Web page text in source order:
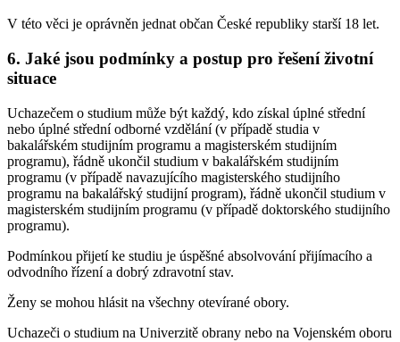
V této věci je oprávněn jednat občan České republiky starší 18 let.
6. Jaké jsou podmínky a postup pro řešení životní
situace
Uchazečem o studium může být každý, kdo získal úplné střední
nebo úplné střední odborné vzdělání (v případě studia v
bakalářském studijním programu a magisterském studijním
programu), řádně ukončil studium v bakalářském studijním
programu (v případě navazujícího magisterského studijního
programu na bakalářský studijní program), řádně ukončil studium v
magisterském studijním programu (v případě doktorského studijního
programu).
Podmínkou přijetí ke studiu je úspěšné absolvování přijímacího a
odvodního řízení a dobrý zdravotní stav.
Ženy se mohou hlásit na všechny otevírané obory.
Uchazeči o studium na Univerzitě obrany nebo na Vojenském oboru